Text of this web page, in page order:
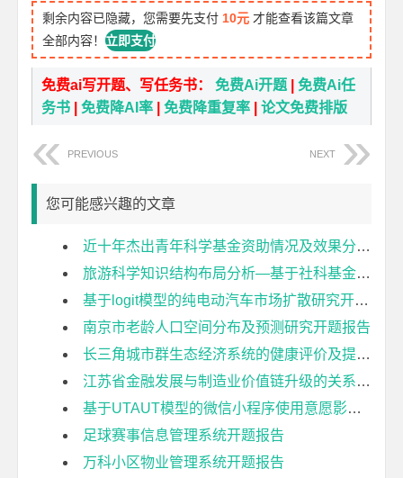
剩余内容已隐藏，您需要先支付 10元 才能查看该篇文章
全部内容！立即支付
免费ai写开题、写任务书：免费Ai开题 |免费Ai任
务书 |免费降AI率 |免费降重复率 |论文免费排版
PREVIOUS NEXT
您可能感兴趣的文章
近十年杰出青年科学基金资助情况及效果分析开题报告
旅游科学知识结构布局分析—基于社科基金项目的计量分析开题报告
基于logit模型的纯电动汽车市场扩散研究开题报告
南京市老龄人口空间分布及预测研究开题报告
长三角城市群生态经济系统的健康评价及提升策略研究开题报告
江苏省金融发展与制造业价值链升级的关系研究开题报告
基于UTAUT模型的微信小程序使用意愿影响因素研究开题报告
足球赛事信息管理系统开题报告
万科小区物业管理系统开题报告